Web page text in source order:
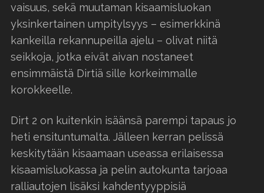
vaisuus, sekä muutaman kisaamisluokan
yksinkertainen umpitylsyys – esimerkkinä
kankeilla rekannupeilla ajelu – olivat niitä
seikkoja, jotka eivät aivan nostaneet
ensimmäistä Dirtiä sille korkeimmalle
korokkeelle.
Dirt 2 on kuitenkin isäänsä parempi tapaus jo
heti ensituntumalta. Jälleen kerran pelissä
keskitytään kisaamaan useassa erilaisessa
kisaamisluokassa ja pelin autokunta tarjoaa
ralliautojen lisäksi kahdentyyppisiä